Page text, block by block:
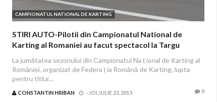
CAMPIONATUL NATIONAL DE KARTING
STIRI AUTO-Pilotii din Campionatul National de
Karting al Romaniei au facut spectacol la Targu
La jumătatea sezonului din Campionatul Na ț ional de Karting al
României, organizat de Federa ț ia Română de Karting, lupta
pentru titlur...
CONSTANTIN HRIBAN - JOI, IULIE 23, 2015 0